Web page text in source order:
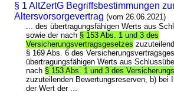
§ 1 AltZertG Begriffsbestimmungen
Altersvorsorgevertrag (vom 26.06.2021)
... des übertragungsfähigen Werts aus
sowie der nach § 153 Abs. 1 und 3 des
Versicherungsvertragsgesetzes
§ 169 Abs. 6 des
übertragungsfähigen Werts aus
nach § 153 Abs. 1 und 3 des
zuzuteilenden Bewertungsreserven, b) bei
der Wert der ...